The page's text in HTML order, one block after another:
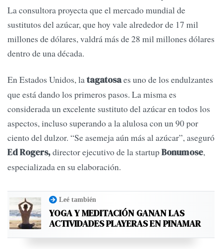
La consultora proyecta que el mercado mundial de
sustitutos del azúcar, que hoy vale alrededor de 17 mil
millones de dólares, valdrá más de 28 mil millones dólares
dentro de una década.
En Estados Unidos, latagatosaes uno de los endulzantes
que está dando los primeros pasos. La misma es
considerada un excelente sustituto del azúcar en todos los
aspectos, incluso superando a la alulosa con un 90 por
ciento del dulzor. “Se asemeja aún más al azúcar”, aseguró
Ed Rogers,director ejecutivo de la startupBonumose,
especializada en su elaboración.
Leé también
YOGA Y MEDITACIÓN GANAN LAS
ACTIVIDADES PLAYERAS EN PINAMAR